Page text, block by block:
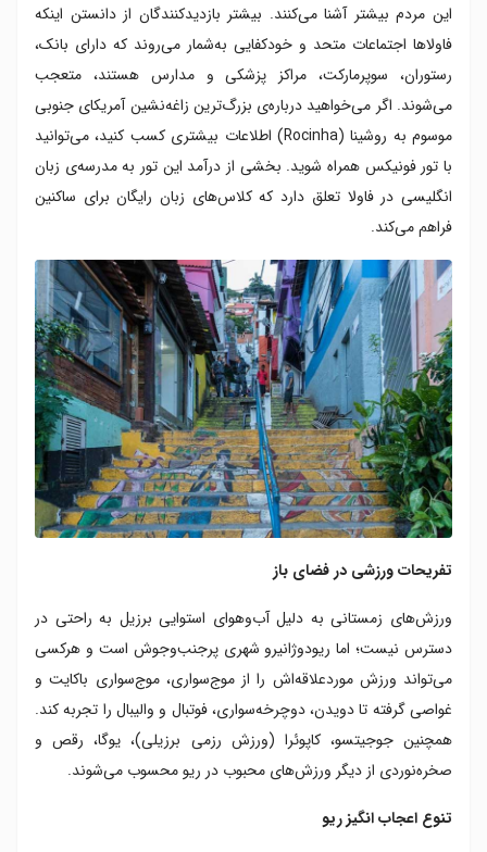
این مردم بیشتر آشنا می‌کنند. بیشتر بازدیدکنندگان از دانستن اینکه
فاولاها اجتماعات متحد و خودکفایی به‌شمار می‌روند که دارای بانک‌،
رستوران، سوپرمارکت، مراکز پزشکی و مدارس هستند، متعجب
می‌شوند. اگر می‌خواهید درباره‌ی بزرگ‌ترین زاغه‌نشین آمریکای جنوبی
موسوم به روشینا (Rocinha) اطلاعات بیشتری کسب کنید، می‌توانید
با تور فونیکس همراه شوید. بخشی از درآمد این تور به مدرسه‌ی زبان
انگلیسی در فاولا تعلق دارد که کلاس‌های زبان رایگان برای ساکنین
فراهم می‌کند.
تفریحات ورزشی در فضای باز
ورزش‌های زمستانی به دلیل آب‌وهوای استوایی برزیل به راحتی در
‌دسترس نیست؛ اما ریودوژانیرو شهری پرجنب‌وجوش است و هرکسی
می‌تواند ورزش موردعلاقه‌اش را از موج‌سواری، موج‌سواری باکایت و
غواصی گرفته تا دویدن، دوچرخه‌سواری، فوتبال و والیبال را تجربه کند.
همچنین جوجیتسو، کاپوئرا (ورزش رزمی برزیلی)، یوگا، رقص و
صخره‌نوردی از دیگر ورزش‌های محبوب در ریو محسوب می‌شوند.
تنوع اعجاب انگیز ریو